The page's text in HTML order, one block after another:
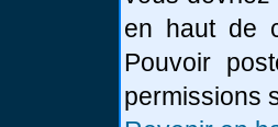
en haut de
Pouvoir
permissions